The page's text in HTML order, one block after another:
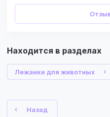
Находится в разделах
Лежанки для животных
Назад